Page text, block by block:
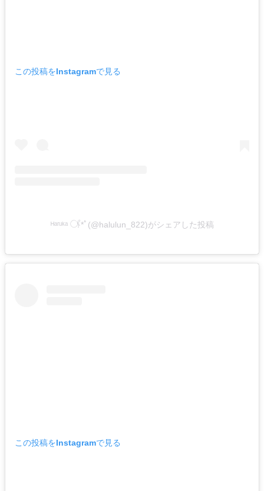
この投稿をInstagramで見る
ᴴᵃʳᵘᵏᵃ 𓋜*ﾟ(@halulun_822)がシェアした投稿
この投稿をInstagramで見る